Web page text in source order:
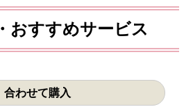
おすすめサービス
合わせて購入